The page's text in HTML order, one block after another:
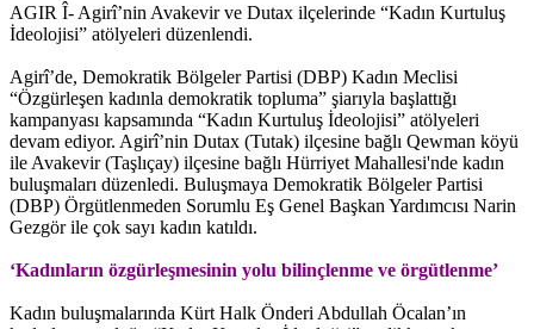
AGIR Î- Agirî’nin Avakevir ve Dutax ilçelerinde “Kadın Kurtuluş
İdeolojisi” atölyeleri düzenlendi.
Agirî’de, Demokratik Bölgeler Partisi (DBP) Kadın Meclisi
“Özgürleşen kadınla demokratik topluma” şiarıyla başlattığı
kampanyası kapsamında “Kadın Kurtuluş İdeolojisi” atölyeleri
devam ediyor. Agirî’nin Dutax (Tutak) ilçesine bağlı Qewman köyü
ile Avakevir (Taşlıçay) ilçesine bağlı Hürriyet Mahallesi'nde kadın
buluşmaları düzenledi. Buluşmaya Demokratik Bölgeler Partisi
(DBP) Örgütlenmeden Sorumlu Eş Genel Başkan Yardımcısı Narin
Gezgör ile çok sayı kadın katıldı.
‘Kadınların özgürleşmesinin yolu bilinçlenme ve örgütlenme’
Kadın buluşmalarında Kürt Halk Önderi Abdullah Öcalan’ın